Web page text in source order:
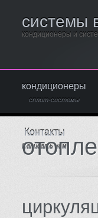
системы
кондиционеры и
кондиционеры
сплит-системы
Контакты
Написать нам